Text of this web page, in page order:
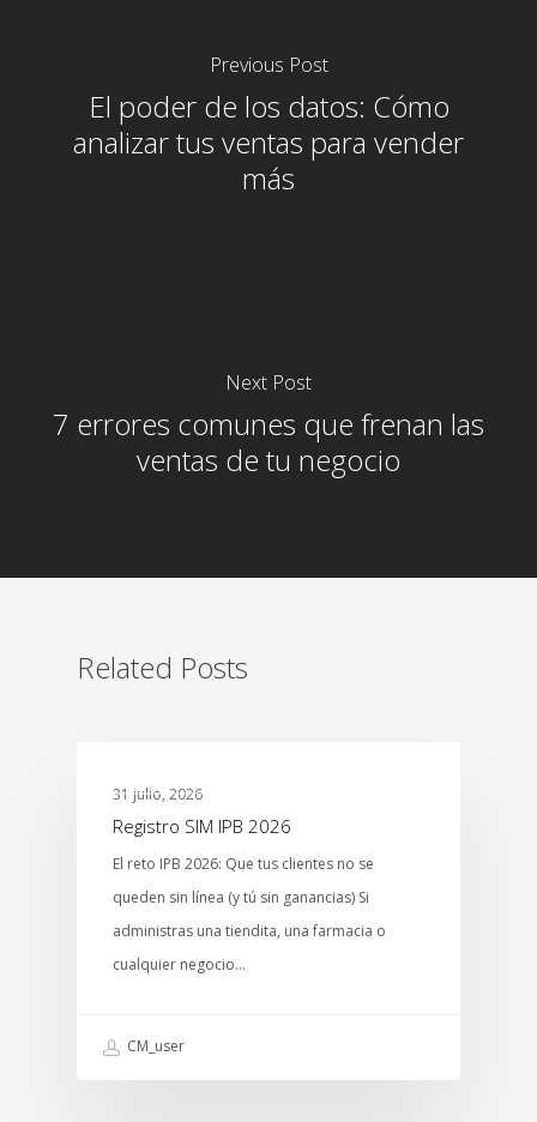
Previous Post
El poder de los datos: Cómo
analizar tus ventas para vender
más
Next Post
7 errores comunes que frenan las
ventas de tu negocio
Related Posts
31 julio, 2026
Registro SIM IPB 2026
El reto IPB 2026: Que tus clientes no se
queden sin línea (y tú sin ganancias) Si
administras una tiendita, una farmacia o
cualquier negocio…
CM_user